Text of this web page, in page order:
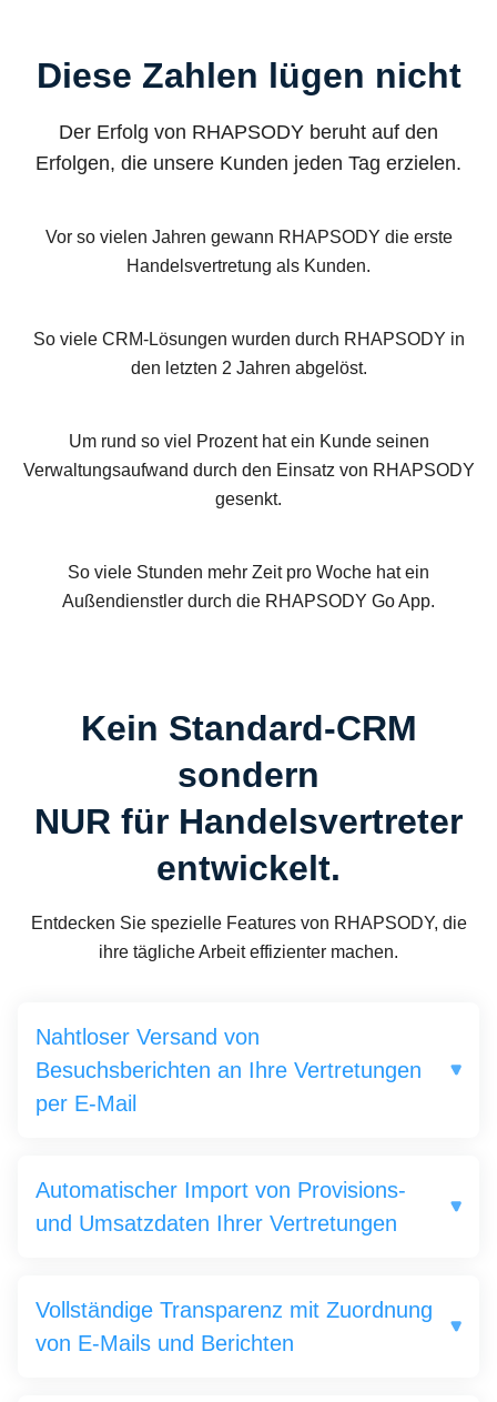
Diese Zahlen lügen nicht
Der Erfolg von RHAPSODY beruht auf den
Erfolgen, die unsere Kunden jeden Tag erzielen.
Vor so vielen Jahren gewann RHAPSODY die erste
Handelsvertretung als Kunden.
So viele CRM-Lösungen wurden durch RHAPSODY in
den letzten 2 Jahren abgelöst.
Um rund so viel Prozent hat ein Kunde seinen
Verwaltungsaufwand durch den Einsatz von RHAPSODY
gesenkt.
So viele Stunden mehr Zeit pro Woche hat ein
Außendienstler durch die RHAPSODY Go App.
Kein Standard-CRM
sondern
NUR für Handelsvertreter
entwickelt.
Entdecken Sie spezielle Features von RHAPSODY, die
ihre tägliche Arbeit effizienter machen.
Nahtloser Versand von
Besuchsberichten an Ihre Vertretungen
per E-Mail
Berichtsversand! RHAPSODY CRM liefert
Vertretungen. Ein einfacherer Weg für effiziente
Automatischer Import von Provisions-
und Umsatzdaten Ihrer Vertretungen
Rhapsody CRM werden Provisions- und
Vollständige Transparenz mit Zuordnung
von E-Mails und Berichten